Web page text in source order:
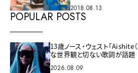
2018.08.13
POPULAR POSTS
13歳ノース・ウェスト「Aishite
な世界観と切ない歌詞が話題
2026.08.09